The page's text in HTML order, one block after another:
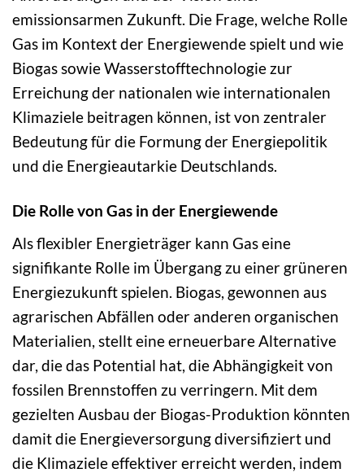
emissionsarmen Zukunft. Die Frage, welche Rolle
Gas im Kontext der Energiewende spielt und wie
Biogas sowie Wasserstofftechnologie zur
Erreichung der nationalen wie internationalen
Klimaziele beitragen können, ist von zentraler
Bedeutung für die Formung der Energiepolitik
und die Energieautarkie Deutschlands.
Die Rolle von Gas in der Energiewende
Als flexibler Energieträger kann Gas eine
signifikante Rolle im Übergang zu einer grüneren
Energiezukunft spielen. Biogas, gewonnen aus
agrarischen Abfällen oder anderen organischen
Materialien, stellt eine erneuerbare Alternative
dar, die das Potential hat, die Abhängigkeit von
fossilen Brennstoffen zu verringern. Mit dem
gezielten Ausbau der Biogas-Produktion könnten
damit die Energieversorgung diversifiziert und
die Klimaziele effektiver erreicht werden, indem